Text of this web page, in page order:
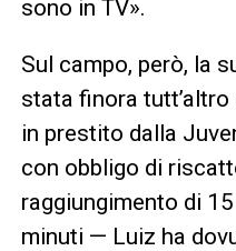
sono in TV».
Sul campo, però, la
stata finora
in prestito dalla
con obbligo di
raggiungimento di
minuti — Luiz ha